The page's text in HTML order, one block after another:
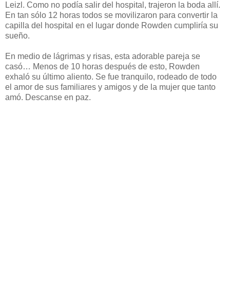
Leizl. Como no podía salir del hospital, trajeron la boda allí.
En tan sólo 12 horas todos se movilizaron para convertir la
capilla del hospital en el lugar donde Rowden cumpliría su
sueño.
En medio de lágrimas y risas, esta adorable pareja se
casó… Menos de 10 horas después de esto, Rowden
exhaló su último aliento. Se fue tranquilo, rodeado de todo
el amor de sus familiares y amigos y de la mujer que tanto
amó. Descanse en paz.